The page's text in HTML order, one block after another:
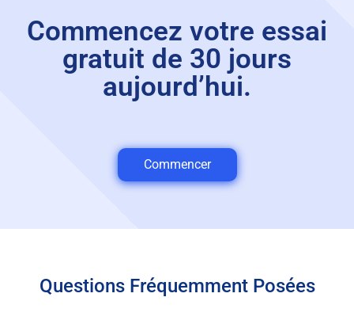
Commencez votre essai
gratuit de 30 jours
aujourd’hui.
Commencer
Questions Fréquemment Posées